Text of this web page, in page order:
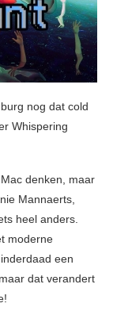
nog dat cold
Whispering
denken, maar
Mannaerts,
heel anders.
moderne
een
dat verandert